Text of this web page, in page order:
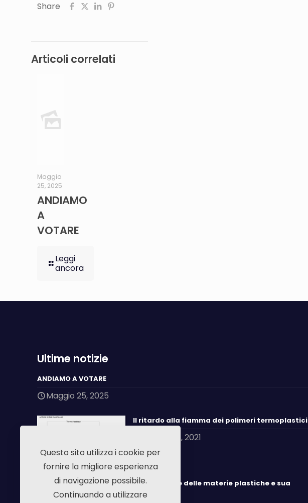
Share
Articoli correlati
Maggio
25, 2025
ANDIAMO
A
VOTARE
Leggi
ancora
Ultime notizie
ANDIAMO A VOTARE
Maggio 25, 2025
Il ritardo alla fiamma dei polimeri termoplastici
Giugno 25, 2021
Combustione delle materie plastiche e sua
inibizione
Questo sito utilizza i cookie per
fornire la migliore esperienza
di navigazione possibile.
Continuando a utilizzare